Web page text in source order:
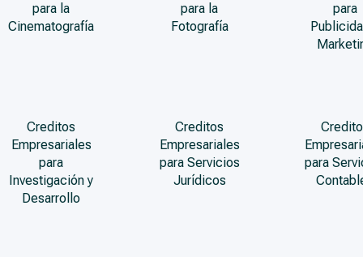
para la
Cinematografía
para la
Fotografía
para
Creditos
Empresariales
para
Investigación y
Desarrollo
Creditos
Empresariales
para Servicios
Jurídicos
para